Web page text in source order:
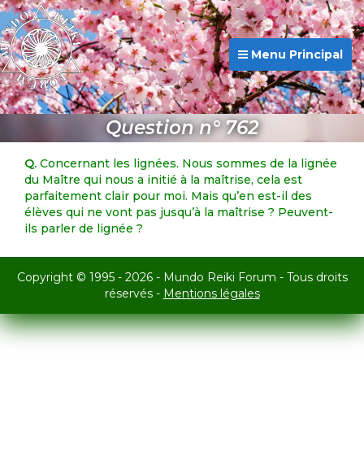
Menu Principal
Question n° 762
Q. Concernant les lignées. Nous sommes de la lignée
du Maître qui nous a initié à la maîtrise, cela est
parfaitement clair pour moi. Mais qu’en est-il des
élèves qui ne vont pas jusqu’à la maîtrise ? Peuvent-
ils parler de lignée ?
Copyright © 1995 - 2026 - Mundo Reiki Forum - Tous droits
réservés - Mentions légales